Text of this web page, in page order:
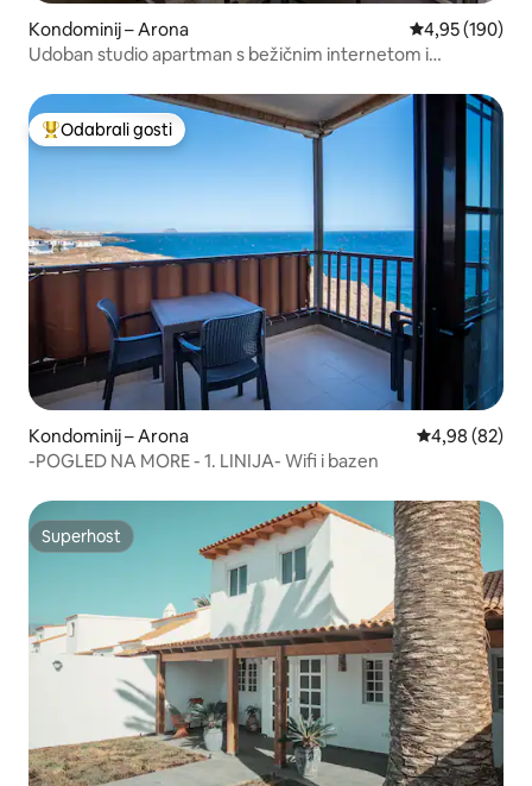
Kondominij – Arona Prosječna
4,95 (190)
Udoban studio apartman s bežičnim internetom i
Među najviše rangiranima s oznakom „Odabrali gosti”
Odabrali gosti
Kondominij – Arona Prosječna
4,98 (82)
-POGLED NA MORE - 1. LINIJA- Wifi i bazen
Superhost
Superhost